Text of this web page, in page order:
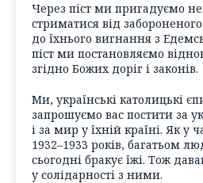
Через піст ми пригадуємо
стриматися від
до їхнього вигнання з
піст ми постановляємо
згідно Божих доріг і законів.
Ми, українські католицькі
запрошуємо вас постити за
і за мир у їхній країні. Як у
1932–1933 років, багатьом
сьогодні бракує їжі. Тож
у солідарності з ними.